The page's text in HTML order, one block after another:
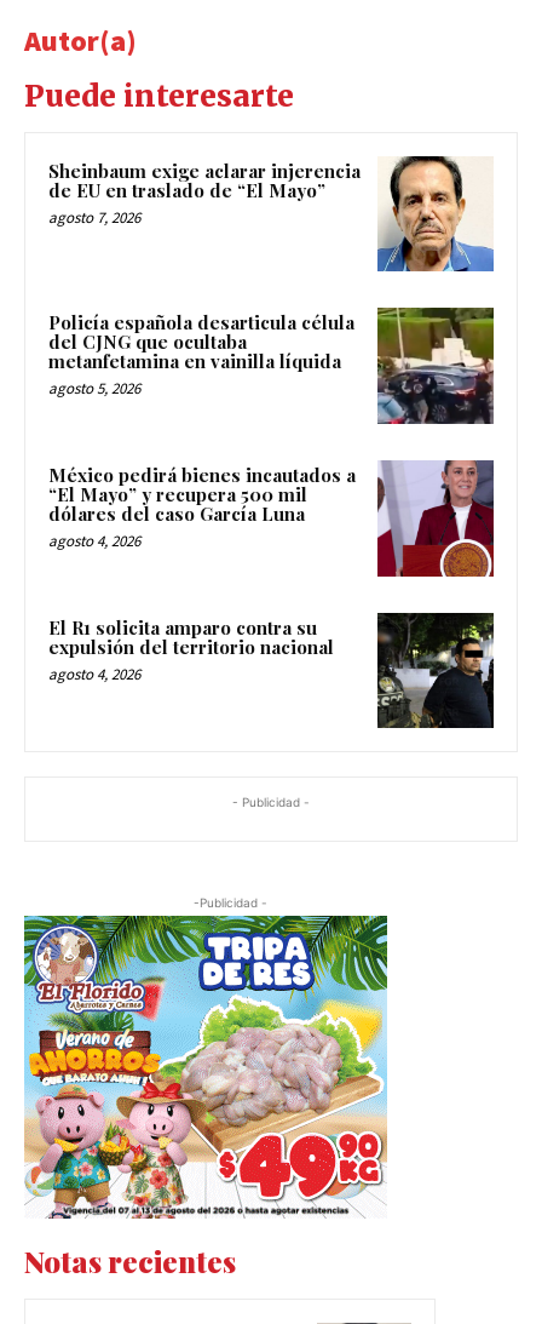
Autor(a)
Puede interesarte
Sheinbaum exige aclarar injerencia
de EU en traslado de “El Mayo”
agosto 7, 2026
Policía española desarticula célula
del CJNG que ocultaba
metanfetamina en vainilla líquida
agosto 5, 2026
México pedirá bienes incautados a
“El Mayo” y recupera 500 mil
dólares del caso García Luna
agosto 4, 2026
El R1 solicita amparo contra su
expulsión del territorio nacional
agosto 4, 2026
- Publicidad -
-Publicidad -
Notas recientes